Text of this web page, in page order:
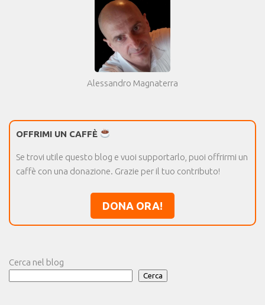
Alessandro Magnaterra
OFFRIMI UN CAFFÈ
Se trovi utile questo blog e vuoi supportarlo, puoi offrirmi un
caffè con una donazione. Grazie per il tuo contributo!
DONA ORA!
Cerca nel blog
Cerca